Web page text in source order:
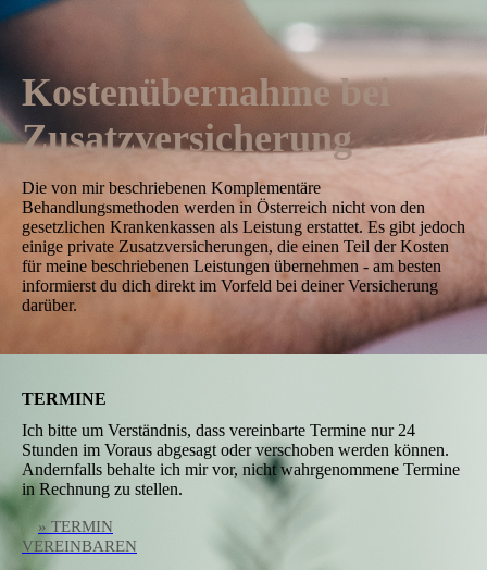
Kostenübernahme bei
Zusatzversicherung
Die von mir beschriebenen Komplementäre
Behandlungsmethoden werden in Österreich nicht von den
gesetzlichen Krankenkassen als Leistung erstattet. Es gibt jedoch
einige private Zusatzversicherungen, die einen Teil der Kosten
für meine beschriebenen Leistungen übernehmen - am besten
informierst du dich direkt im Vorfeld bei deiner Versicherung
darüber.
TERMINE
Ich bitte um Verständnis, dass vereinbarte Termine nur 24
Stunden im Voraus abgesagt oder verschoben werden können.
Andernfalls behalte ich mir vor, nicht wahrgenommene Termine
in Rechnung zu stellen.
» TERMIN
VEREINBAREN